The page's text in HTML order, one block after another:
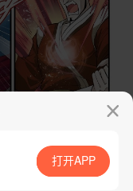
App免费看
打开APP